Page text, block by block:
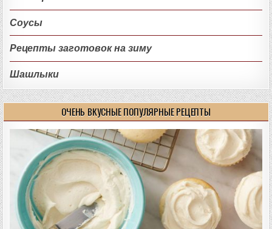
Соусы
Рецепты заготовок на зиму
Шашлыки
ОЧЕНЬ ВКУСНЫЕ ПОПУЛЯРНЫЕ РЕЦЕПТЫ